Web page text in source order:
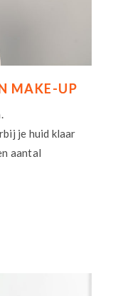
MAKE-UP
je huid klaar
aantal